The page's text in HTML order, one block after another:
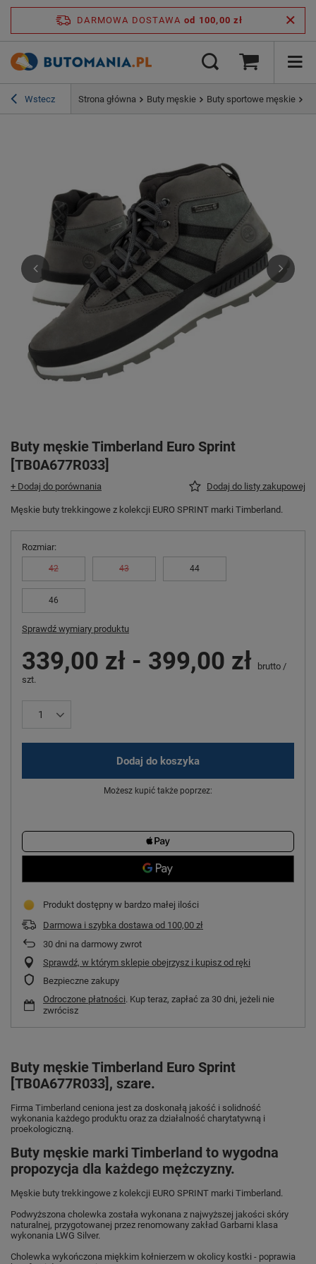
DARMOWA DOSTAWA od 100,00 zł
Wstecz Strona główna Buty męskie Buty sportowe męskie
Buty męskie Timberland Euro Sprint
[TB0A677R033]
+ Dodaj do porównania Dodaj do listy zakupowej
Męskie buty trekkingowe z kolekcji EURO SPRINT marki Timberland.
Rozmiar
42 43 44
46
Sprawdź wymiary produktu
339,00 zł - 399,00 zł brutto /
szt.
Dodaj do koszyka
Możesz kupić także poprzez:
Produkt dostępny w bardzo małej ilości
Darmowa i szybka dostawa od 100,00 zł
30 dni na darmowy zwrot
Sprawdź, w którym sklepie obejrzysz i kupisz od ręki
Bezpieczne zakupy
Odroczone płatności. Kup teraz, zapłać za 30 dni, jeżeli nie
zwrócisz
Buty męskie Timberland Euro Sprint
[TB0A677R033], szare.
Firma Timberland ceniona jest za doskonałą jakość i solidność
wykonania każdego produktu oraz za działalność charytatywną i
proekologiczną.
Buty męskie marki Timberland to wygodna
propozycja dla każdego mężczyzny.
Męskie buty trekkingowe z kolekcji EURO SPRINT marki Timberland.
Podwyższona cholewka została wykonana z najwyższej jakości skóry
naturalnej, przygotowanej przez renomowany zakład Garbarni klasa
wykonania LWG Silver.
Cholewka wykończona miękkim kołnierzem w okolicy kostki - poprawia